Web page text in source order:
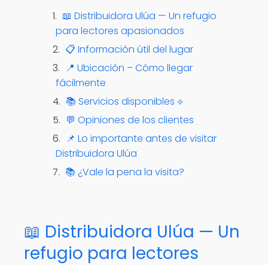
📖 Distribuidora Ulúa — Un refugio
para lectores apasionados
📋 Información útil del lugar
📍 Ubicación – Cómo llegar
fácilmente
📚 Servicios disponibles ⟡
💬 Opiniones de los clientes
📌 Lo importante antes de visitar
Distribuidora Ulúa
📚 ¿Vale la pena la visita?
📖 Distribuidora Ulúa — Un
refugio para lectores